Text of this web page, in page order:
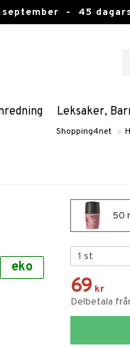
september - 45
Leksaker,
Shopping4net »
eko
50
69 kr
Delbetala